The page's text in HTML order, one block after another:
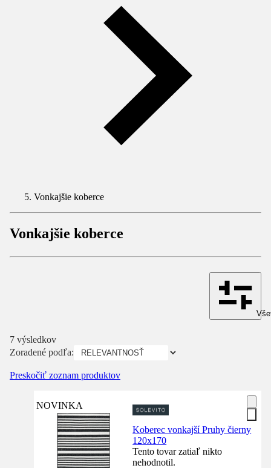
Vonkajšie koberce
Vonkajšie koberce
7 výsledkov
Zoradené podľa:
Preskočiť zoznam produktov
NOVINKA
Koberec vonkajší Pruhy čierny
120x170
Tento tovar zatiaľ nikto
nehodnotil.